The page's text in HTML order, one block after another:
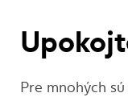
Pre mnohých